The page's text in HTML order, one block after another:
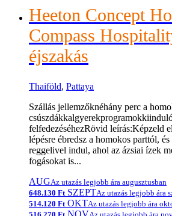
Heeton Concept
Compass
éjszakás
Thaiföld, Pattaya
Szállás jellemzőknéhány perc a
felfedezéséhezRövid leírás:Képzeld
lépésre ébredsz a homokos parttól, és
reggelivel indul, ahol az ázsiai ízek
fogásokat is...
AUGAz utazás legjobb ára augusztusban
648.130 Ft SZEPTAz utazás legjobb ára
514.120 Ft OKTAz utazás legjobb ára
NOV